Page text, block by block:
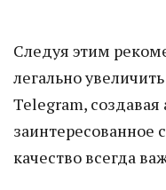
Следуя этим
легально
Telegram, создавая
заинтересованное
качество всегда